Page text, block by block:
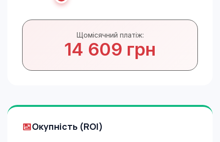
Щомісячний платіж:
14 609 грн
Окупність (ROI)